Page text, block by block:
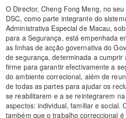
O Director, Cheng Fong Meng, no
DSC, como parte integrante do
Administrativa Especial de Macau,
para a Segurança, está empenhada
as linhas de acção governativa do
de segurança, determinada a cumprir
firme para garantir efectivamente a
do ambiente correcional, além de
de todas as partes para ajudar os
se reabilitarem e a se reintegrarem
aspectos: individual, familiar e social.
também que o trabalho correccional